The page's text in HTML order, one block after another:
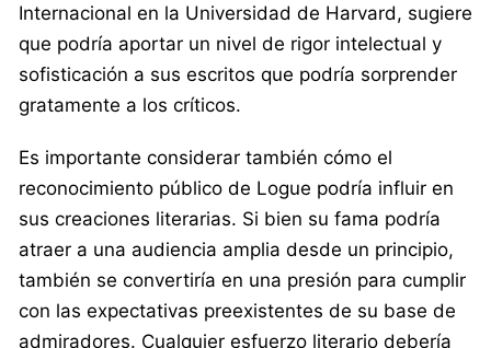
Internacional en la Universidad de Harvard, sugiere
que podría aportar un nivel de rigor intelectual y
sofisticación a sus escritos que podría sorprender
gratamente a los críticos.
Es importante considerar también cómo el
reconocimiento público de Logue podría influir en
sus creaciones literarias. Si bien su fama podría
atraer a una audiencia amplia desde un principio,
también se convertiría en una presión para cumplir
con las expectativas preexistentes de su base de
admiradores. Cualquier esfuerzo literario debería